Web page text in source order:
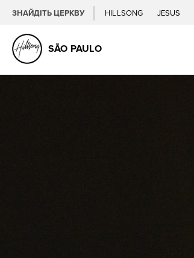
ЗНАЙДІТЬ ЦЕРКВУ HILLSONG JESUS
SÃO PAULO